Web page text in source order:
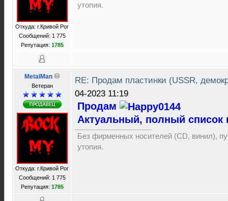
Откуда: г.Кривой Рог
Сообщений: 1 775
Репутация: 1785
утопия.
MetalMan
Ветеран
Откуда: г.Кривой Рог
Сообщений: 1 775
Репутация: 1785
RE: Продам пластинки (USSR,
04-2023 11:19
Продам
Актуальный, полный список
Без фирменных носителей (CD, винил),
утопия.